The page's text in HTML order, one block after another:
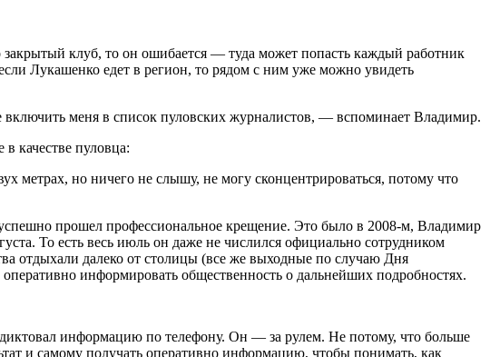
клуб, то он ошибается — туда может попасть каждый работник
Лукашенко едет в регион, то рядом с ним уже можно увидеть
меня в список пуловских журналистов, — вспоминает Владимир.
качестве пуловца:
но ничего не слышу, не могу сконцентрироваться, потому что
прошел профессиональное крещение. Это было в 2008-м, Владимир
То есть весь июль он даже не числился официально сотрудником
отдыхали далеко от столицы (все же выходные по случаю Дня
информировать общественность о дальнейших подробностях.
информацию по телефону. Он — за рулем. Не потому, что больше
и самому получать оперативно информацию, чтобы понимать, как